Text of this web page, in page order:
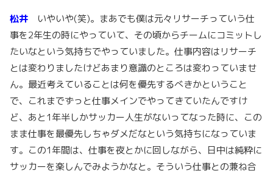
松井 いやいや(笑)。まあでも僕は元々リサーチっていう仕
事を2年生の時にやっていて、その頃からチームにコミットし
たいなという気持ちでやっていました。仕事内容はリサーチ
とは変わりましたけどあまり意識のところは変わっていませ
ん。最近考えていることは何を優先するべきかということ
で、これまでずっと仕事メインでやってきていたんですけ
ど、あと1年半しかサッカー人生がないってなった時に、この
まま仕事を最優先しちゃダメだなという気持ちになっていま
す。この1年間は、仕事を夜とかに回しながら、日中は純粋に
サッカーを楽しんでみようかなと。そういう仕事との兼ね合